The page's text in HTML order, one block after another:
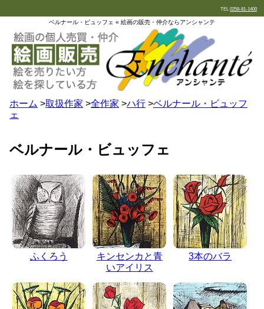
TEL 0258-81-1400
ベルナール・ビュッフェ « 絵画の販売・仲介ならアンシャンテ
ホーム >取扱作家 >全作家 >ハ行 >ベルナール・ビュッフ
ェ
ベルナール・ビュッフェ
ふくろう
キンセンカと青
いアイリス
3本のバラ